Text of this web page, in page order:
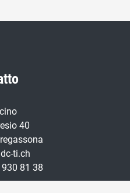
40
ti.ch
81 38